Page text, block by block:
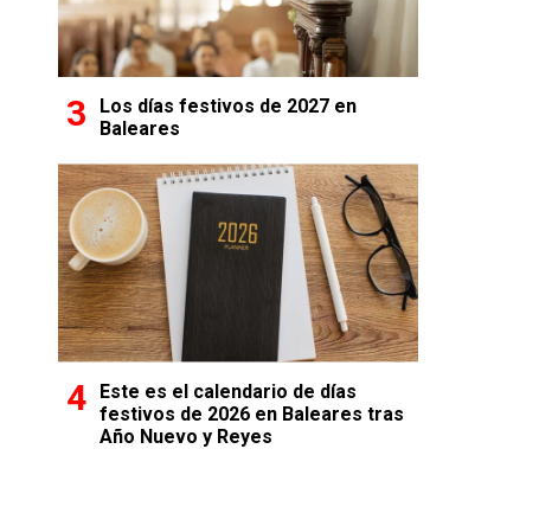
Los días festivos de 2027 en
Baleares
Este es el calendario de días
festivos de 2026 en Baleares tras
Año Nuevo y Reyes